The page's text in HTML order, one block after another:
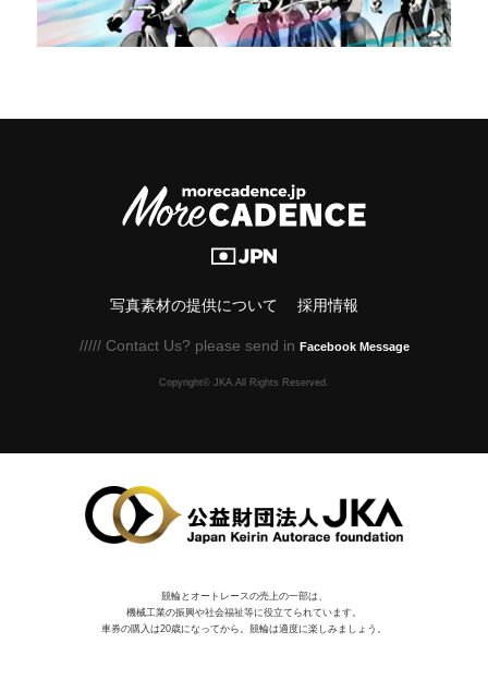
写真素材の提供について 採用情報
///// Contact Us? please send in Facebook Message
Copyright© JKA.All Rights Reserved.
競輪とオートレースの売上の一部は、
機械⼯業の振興や社会福祉等に役⽴てられています。
車券の購入は20歳になってから。競輪は適度に楽しみましょう。